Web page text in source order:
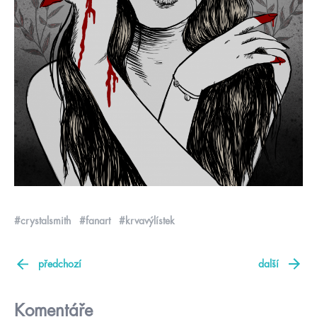
#crystalsmith #fanart #krvavýlístek
předchozí další
Komentáře